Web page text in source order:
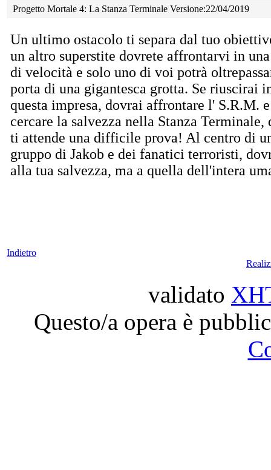
Progetto Mortale 4: La Stanza Terminale Versione:22/04/2019
Un ultimo ostacolo ti separa dal tuo
un altro superstite dovrete affrontarvi in
di velocità e solo uno di voi potrà
porta di una gigantesca grotta. Se riuscirai
questa impresa, dovrai affrontare l' S.R.M. e
cercare la salvezza nella Stanza Terminale,
ti attende una difficile prova! Al centro di
gruppo di Jakob e dei fanatici terroristi,
alla tua salvezza, ma a quella dell'intera
Indietro
validato
Questo/a opera è